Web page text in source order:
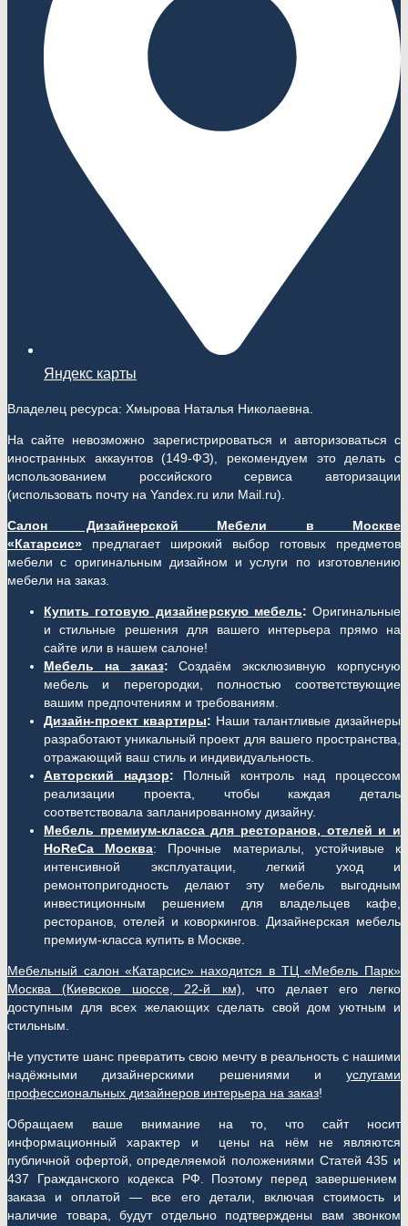
Яндекс карты
Владелец ресурса: Хмырова Наталья Николаевна.
На сайте невозможно зарегистрироваться и авторизоваться с
иностранных аккаунтов (149-ФЗ), рекомендуем это делать с
использованием российского сервиса авторизации
(использовать почту на Yandex.ru или Mail.ru).
Салон Дизайнерской Мебели в Москве
«Катарсис»
предлагает широкий выбор готовых предметов
мебели с оригинальным дизайном и услуги по изготовлению
мебели на заказ.
Купить готовую дизайнерскую мебель: Оригинальные
и стильные решения для вашего интерьера прямо на
сайте или в нашем салоне!
Мебель на заказ: Создаём эксклюзивную корпусную
мебель и перегородки, полностью соответствующие
вашим предпочтениям и требованиям.
Дизайн-проект квартиры: Наши талантливые дизайнеры
разработают уникальный проект для вашего пространства,
отражающий ваш стиль и индивидуальность.
Авторский надзор: Полный контроль над процессом
реализации проекта, чтобы каждая деталь
соответствовала запланированному дизайну.
Мебель премиум-класса для ресторанов, отелей и и
HoReCa Москва: Прочные материалы, устойчивые к
интенсивной эксплуатации, легкий уход и
ремонтопригодность делают эту мебель выгодным
инвестиционным решением для владельцев кафе,
ресторанов, отелей и коворкингов. Дизайнерская мебель
премиум-класса купить в Москве.
Мебельный салон «Катарсис» находится в ТЦ «Мебель Парк»
Москва (Киевское шоссе, 22-й км) , что делает его легко
доступным для всех желающих сделать свой дом уютным и
стильным.
Не упустите шанс превратить свою мечту в реальность с нашими
надёжными дизайнерскими решениями и услугами
профессиональных дизайнеров интерьера на заказ!
Обращаем ваше внимание на то, что сайт носит
информационный характер и цены на нём не являются
публичной офертой, определяемой положениями Статей 435 и
437 Гражданского кодекса РФ. Поэтому перед завершением
заказа и оплатой — все его детали, включая стоимость и
наличие товара, будут отдельно подтверждены вам звонком